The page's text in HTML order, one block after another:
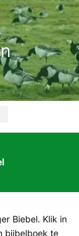
Biebel. Klik in
bijbelboek te